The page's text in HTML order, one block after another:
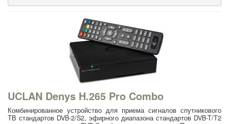
UCLAN Denys H.265 Pro Combo
Комбинированное устройство для приема сигналов спутникового
ТВ стандартов DVB-2/S2, эфирного диапазона стандартов DVB-T/T2